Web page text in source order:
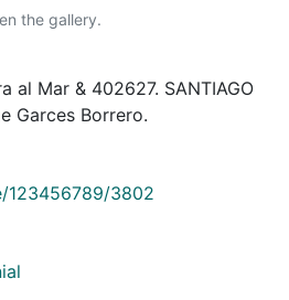
the gallery.
al Mar & 402627. SANTIAGO
Garces Borrero.
123456789/3802